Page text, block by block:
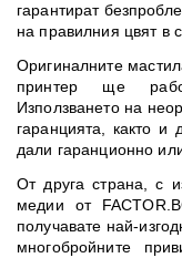
гарантират
на правилния цвят в
Оригиналните
принтер ще
Използването на
гаранцията, както и
дали гаранционно
От друга страна, с
медии от
получавате най-
многобройните